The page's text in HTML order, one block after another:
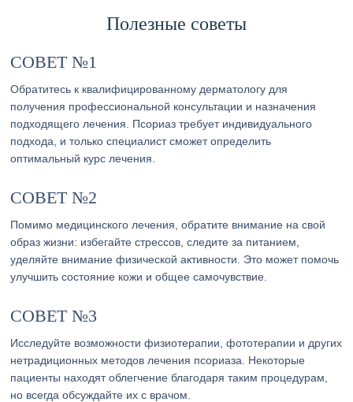
Полезные советы
СОВЕТ №1
Обратитесь к квалифицированному дерматологу для
получения профессиональной консультации и назначения
подходящего лечения. Псориаз требует индивидуального
подхода, и только специалист сможет определить
оптимальный курс лечения.
СОВЕТ №2
Помимо медицинского лечения, обратите внимание на свой
образ жизни: избегайте стрессов, следите за питанием,
уделяйте внимание физической активности. Это может помочь
улучшить состояние кожи и общее самочувствие.
СОВЕТ №3
Исследуйте возможности физиотерапии, фототерапии и других
нетрадиционных методов лечения псориаза. Некоторые
пациенты находят облегчение благодаря таким процедурам,
но всегда обсуждайте их с врачом.